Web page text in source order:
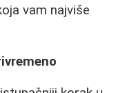
vam najviše